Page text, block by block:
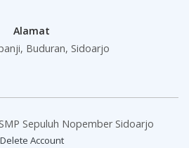
Alamat
Buduran, Sidoarjo
Sepuluh Nopember Sidoarjo
Delete Account